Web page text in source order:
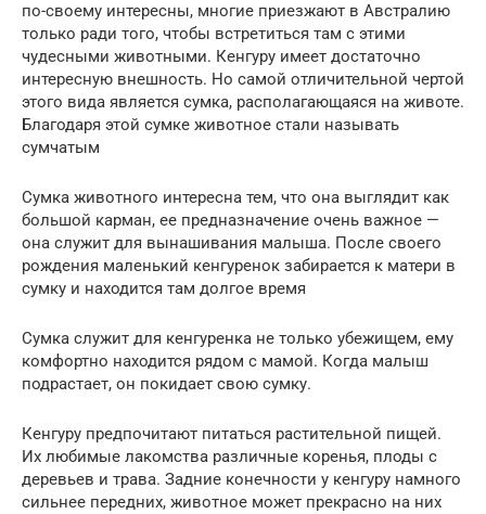
по-своему интересны, многие приезжают в Австралию
только ради того, чтобы встретиться там с этими
чудесными животными. Кенгуру имеет достаточно
интересную внешность. Но самой отличительной чертой
этого вида является сумка, располагающаяся на животе.
Благодаря этой сумке животное стали называть
сумчатым
Сумка животного интересна тем, что она выглядит как
большой карман, ее предназначение очень важное —
она служит для вынашивания малыша. После своего
рождения маленький кенгуренок забирается к матери в
сумку и находится там долгое время
Сумка служит для кенгуренка не только убежищем, ему
комфортно находится рядом с мамой. Когда малыш
подрастает, он покидает свою сумку.
Кенгуру предпочитают питаться растительной пищей.
Их любимые лакомства различные коренья, плоды с
деревьев и трава. Задние конечности у кенгуру намного
сильнее передних, животное может прекрасно на них